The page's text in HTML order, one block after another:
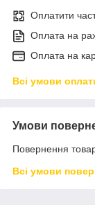
Оплатити
Оплата на
Оплата на
Всі умови
Умови
Повернення
Всі умови